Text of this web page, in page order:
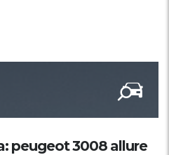
peugeot 3008 allure